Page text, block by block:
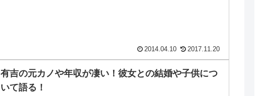
2014.04.10 2017.11.20
有吉の元カノや年収が凄い！彼女との結婚や子供につ
いて語る！